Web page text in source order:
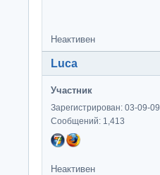
Неактивен
Luca
Участник
Зарегистрирован: 03-09-09
Сообщений: 1,413
Неактивен